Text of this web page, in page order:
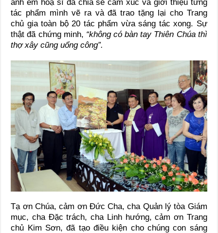
anh em hoạ sĩ đã chia sẻ cảm xúc và giới thiệu từng
tác phẩm mình vẽ ra và đã trao tặng lại cho Trang
chủ gia toàn bộ 20 tác phẩm vừa sáng tác xong. Sự
thật đã chứng minh, “không có bàn tay Thiên Chúa thì
thợ xây cũng uổng công”.
Tạ ơn Chúa, cảm ơn Đức Cha, cha Quản lý tòa Giám
mục, cha Đặc trách, cha Linh hướng, cảm ơn Trang
chủ Kim Sơn, đã tạo điều kiện cho chúng con sáng